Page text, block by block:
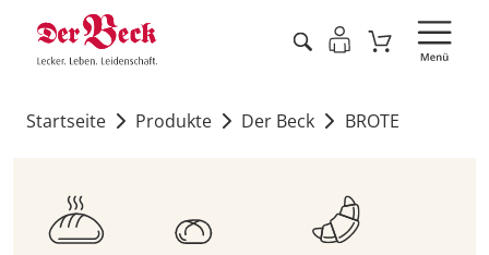
Startseite Produkte Der Beck BROTE